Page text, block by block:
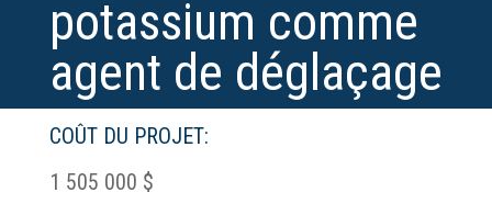
potassium comme
agent de déglaçage
COÛT DU PROJET:
1 505 000 $